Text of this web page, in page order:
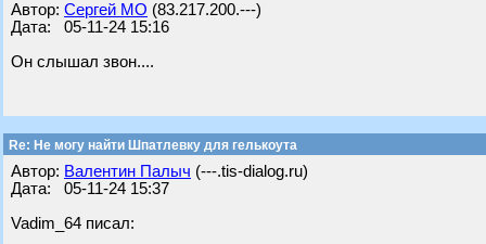
Автор: Сергей МО (83.217.200.---)
Дата: 05-11-24 15:16
Он слышал звон....
Re: Не могу найти Шпатлевку для гелькоута
Автор: Валентин Палыч (---.tis-dialog.ru)
Дата: 05-11-24 15:37
Vadim_64 писал: